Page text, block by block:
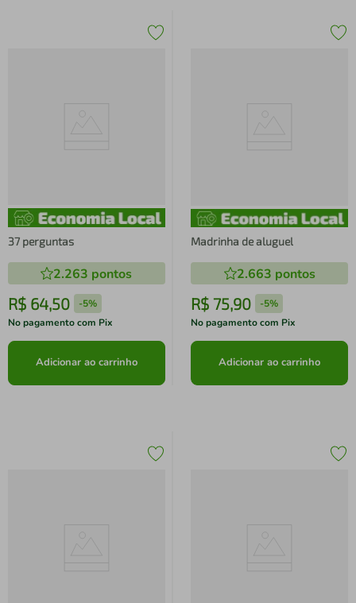
37 perguntas
2.263 pontos
R$ 64,50 -5%
No pagamento com Pix
Adicionar ao carrinho
Madrinha de aluguel
2.663 pontos
R$ 75,90 -5%
No pagamento com Pix
Adicionar ao carrinho